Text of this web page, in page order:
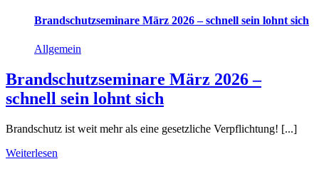
Brandschutzseminare März 2026 – schnell sein lohnt sich
Allgemein
Brandschutzseminare März 2026 –
schnell sein lohnt sich
Brandschutz ist weit mehr als eine gesetzliche Verpflichtung! [...]
Weiterlesen